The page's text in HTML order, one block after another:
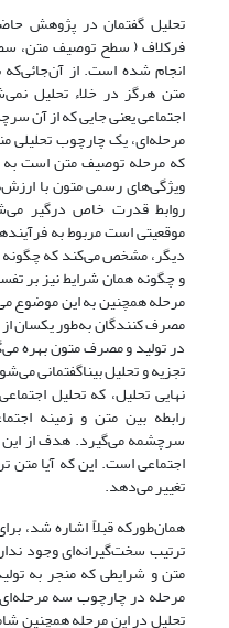
تحلیل گفتمان در پژوهش
فرکلاف ( سطح توصیف متن،
انجام شده است. از
متن هرگز در خلاء تحلیل
اجتماعی یعنی جایی که از آن
مرحله‌ای، یک چارچوب تحلیلی
که مرحله توصیف متن است به
ویژگی‌های رسمی متون با
روابط قدرت خاص درگیر
موقعیتی است مربوط به
دیگر، مشخص می‌کند که
و چگونه همان شرایط نیز بر
مرحله همچنین به این موضوع
مصرف کنندگان به‌طور یکسان از
در تولید و مصرف متون بهره
نهایی تحلیل‌، که تحلیل
رابطه بین متن و زمینه
سرچشمه می‌گیرد. هدف از این
اجتماعی است. این که آیا متن
تغییر می‌دهد.
همان‌طورکه قبلاً اشاره شد،
ترتیب سخت‌گیرانه‌ای وجود
متن و شرایطی که منجر به
مرحله در چارچوب سه
تحلیل در این مرحله همچنین